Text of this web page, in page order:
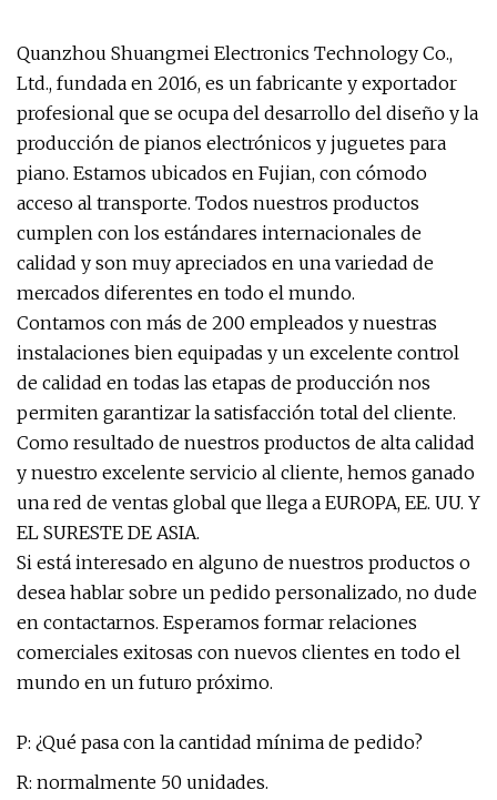
Quanzhou Shuangmei Electronics Technology Co.,
Ltd., fundada en 2016, es un fabricante y exportador
profesional que se ocupa del desarrollo del diseño y la
producción de pianos electrónicos y juguetes para
piano. Estamos ubicados en Fujian, con cómodo
acceso al transporte. Todos nuestros productos
cumplen con los estándares internacionales de
calidad y son muy apreciados en una variedad de
mercados diferentes en todo el mundo.
Contamos con más de 200 empleados y nuestras
instalaciones bien equipadas y un excelente control
de calidad en todas las etapas de producción nos
permiten garantizar la satisfacción total del cliente.
Como resultado de nuestros productos de alta calidad
y nuestro excelente servicio al cliente, hemos ganado
una red de ventas global que llega a EUROPA, EE. UU. Y
EL SURESTE DE ASIA.
Si está interesado en alguno de nuestros productos o
desea hablar sobre un pedido personalizado, no dude
en contactarnos. Esperamos formar relaciones
comerciales exitosas con nuevos clientes en todo el
mundo en un futuro próximo.
P: ¿Qué pasa con la cantidad mínima de pedido?
R: normalmente 50 unidades.